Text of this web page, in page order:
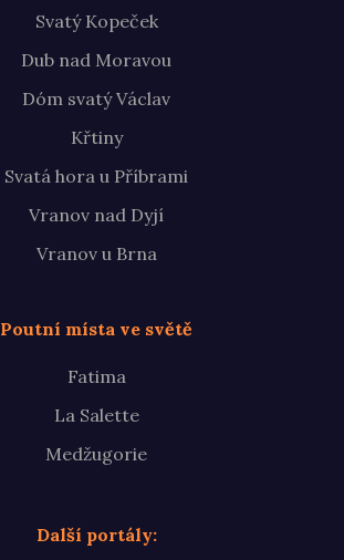
Svatý Kopeček
Dub nad Moravou
Dóm svatý Václav
Křtiny
Svatá hora u Příbrami
Vranov nad Dyjí
Vranov u Brna
Poutní místa ve světě
Fatima
La Salette
Medžugorie
Další portály: